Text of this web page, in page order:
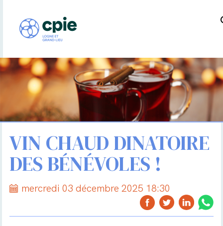
VIN CHAUD DINATOIRE
DES BÉNÉVOLES !
mercredi 03 décembre 2025 18:30